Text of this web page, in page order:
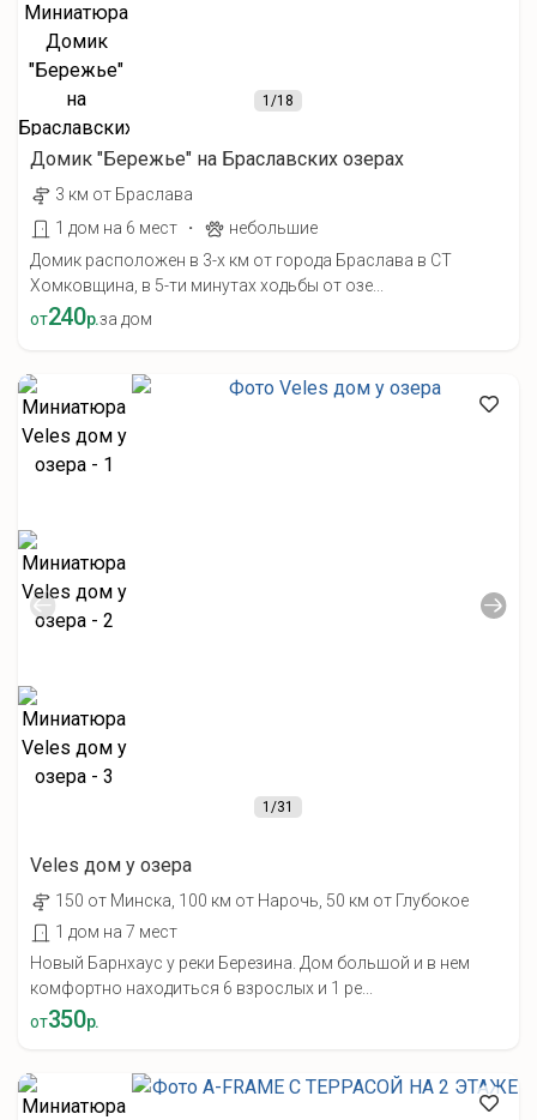
1/18
Домик "Бережье" на Браславских озерах
3 км от Браслава
1 дом на 6 мест
·
небольшие
Домик расположен в 3-х км от города Браслава в СТ
Хомковщина, в 5-ти минутах ходьбы от озе...
от240р.за дом
1/31
Veles дом у озера
150 от Минска, 100 км от Нарочь, 50 км от Глубокое
1 дом на 7 мест
Новый Барнхаус у реки Березина. Дом большой и в нем
комфортно находиться 6 взрослых и 1 ре...
от350р.